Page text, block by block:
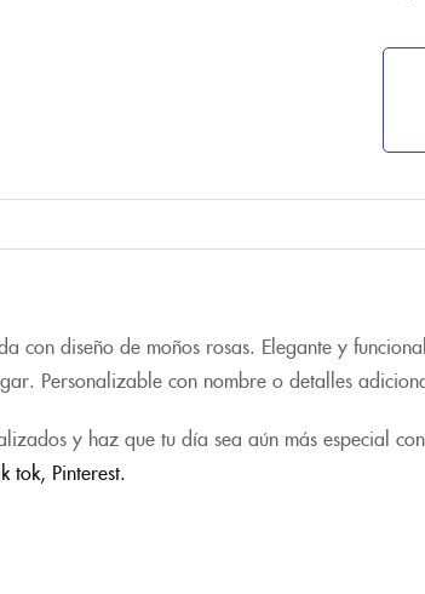
con diseño de moños rosas. Elegante y
Personalizable con nombre o detalles
y haz que tu día sea aún más especial
tok, Pinterest.